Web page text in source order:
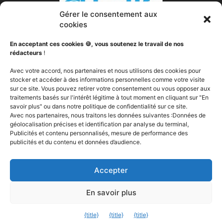
À PROPOS DE NOUS
Votre transformation est notre passion. Nous sommes
votre partenaire fitness, votre nutritionniste, votre coach
sportif, votre expert en compléments alimentaires, votre
soutien. Objectifs Fitness a pour vocation de vous aider à
changer, peut importe votre ou vos objectifs, vous fournir
les la technologie, les outils et les produits dont vous avez
Contactez-nous:contact@objectifs-fitness.com
Gérer le consentement aux
cookies
En acceptant ces cookies 🍪, vous soutenez le travail de nos
rédacteurs !
Avec votre accord, nos partenaires et nous utilisons des cookies pour
stocker et accéder à des informations personnelles comme votre visite
sur ce site. Vous pouvez retirer votre consentement ou vous opposer aux
traitements basés sur l'intérêt légitime à tout moment en cliquant sur "En
savoir plus" ou dans notre politique de confidentialité sur ce site.
Avec nos partenaires, nous traitons les données suivantes :Données de
géolocalisation précises et identification par analyse du terminal,
Publicités et contenu personnalisés, mesure de performance des
publicités et du contenu et données d’audience.
Accepter
En savoir plus
{title} {title} {title}
Quitter la version mobile